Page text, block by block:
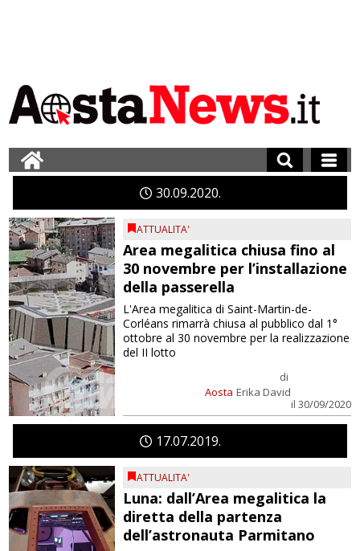
3009 2020
ATTUALITA'
Area megalitica chiusa fino al
30 novembre per l’installazione
della passerella
Aosta
di
Erika David
il 30/09/2020
L'Area megalitica di Saint-Martin-de-
Corléans rimarrà chiusa al pubblico dal 1°
ottobre al 30 novembre per la realizzazione
del II lotto
1707 2019
ATTUALITA'
Luna: dall’Area megalitica la
diretta della partenza
dell’astronauta Parmitano